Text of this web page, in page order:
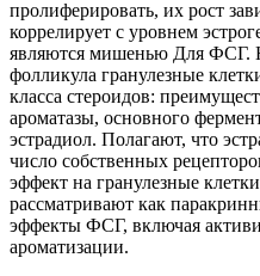
пролиферировать, их рост
коррелирует с уровнем
являются мишенью Для ФСГ.
фолликула гранулезные
класса стероидов:
ароматазы, основного
эстрадиол. Полагают, что
число собственных
эффект на гранулезные
рассматривают как
эффекты ФСГ, включая
ароматизации.